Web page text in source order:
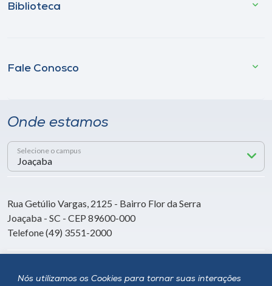
Nós utilizamos os Cookies para tornar suas interações
Biblioteca
Fale Conosco
Onde estamos
Selecione o campus
Rua Getúlio Vargas, 2125 - Bairro Flor da Serra
Joaçaba - SC - CEP 89600-000
Telefone (49) 3551-2000
Siga a Unoesc